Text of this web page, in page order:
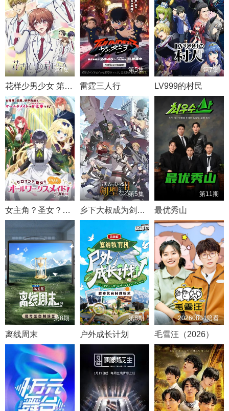
第7集
花样少男少女 第二季
第5集
雷霆三人行
第7集
LV999的村民
第7集
女主角？圣女？不，我是杂役女仆（自豪）
第5集
乡下大叔成为剑圣 第二季
第11期
最优秀山
第8期
离线周末
第8期
户外成长计划
20260804陪看
毛雪汪（2026）